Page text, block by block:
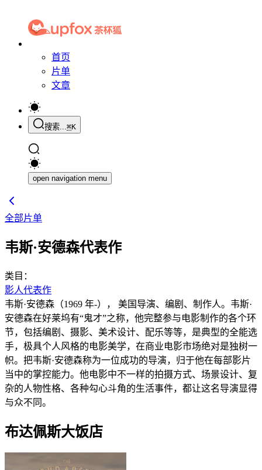
首页
片单
文章
搜索...⌘K
open navigation menu
全部片单
韦斯·安德森代表作
类目：
影人代表作
韦斯·安德森（1969 年-）， 美国导演、编剧、制作人。韦斯·
安德森在好莱坞有“鬼才”之称，他完整参与电影制作的各个环
节，包括编剧、摄影、美术设计、配乐等等，是典型的全能选
手，极具个人风格的电影美学，在商业电影市场绝对是独树一
帜。把韦斯·安德森称为一位成功的导演，归于他在每部影片
当中的掌控能力。他电影中不一样的拍摄方式、场景设计、复
杂的人物性格、各种勾心斗角的生活事件，都让这名导演显得
与众不同。
布达佩斯大饭店